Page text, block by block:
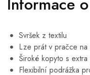
Svršek z textilu
Lze prát v pračce na
Široké kopyto s
Flexibilní podrážka